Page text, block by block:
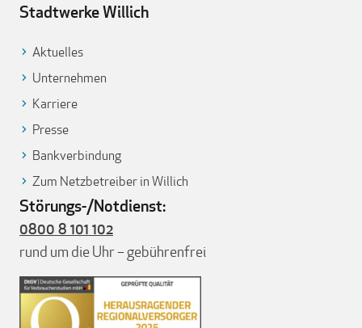
Stadtwerke Willich
Aktuelles
Unternehmen
Karriere
Presse
Bankverbindung
Zum Netzbetreiber in Willich
Störungs-/Notdienst:
0800 8 101 102
rund um die Uhr – gebührenfrei